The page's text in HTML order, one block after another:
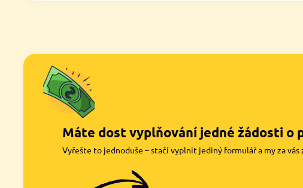
Máte dost vyplňování jedné žádosti o
Vyřešte to jednoduše – stačí vyplnit jediný formulář a my za